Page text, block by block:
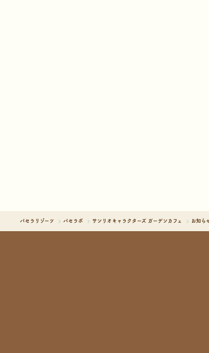
パセラリゾーツ パセラボ サンリオキャラクターズ ガーデンカフェ お知ら